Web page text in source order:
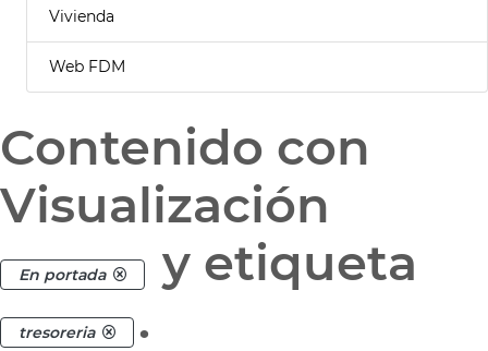
Vivienda
Web FDM
Contenido con
Visualización
En portada y etiqueta
tresoreria .